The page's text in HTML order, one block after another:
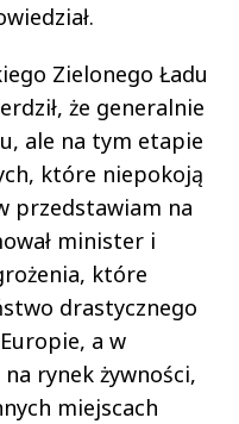
Zielonego Ładu
że generalnie
ale na tym etapie
które niepokoją
przedstawiam na
minister i
które
drastycznego
a w
rynek żywności,
miejscach